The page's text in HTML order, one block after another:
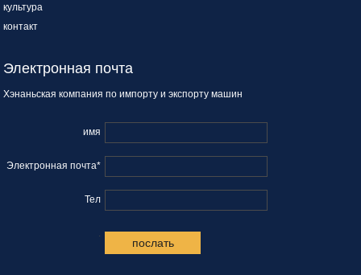
культура
контакт
Электронная почта
Хэнаньская компания по импорту и экспорту машин
имя
Электронная почта*
Тел
.